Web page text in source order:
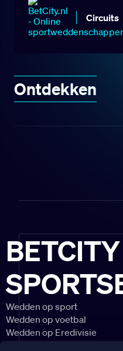
Ontdekken
Circuits
BETCITY
Wedden op sport
Wedden op voetbal
Wedden op Eredivisie
Wedden op Ajax